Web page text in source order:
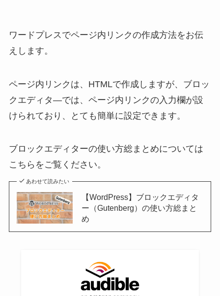
ワードプレスでページ内リンクの作成方法をお伝
えします。
ページ内リンクは、HTMLで作成しますが、 ブロッ
クエディタ―では、ページ内リンクの入力欄が設
けられており、とても簡単に設定できます。
ブロックエディターの使い方総まとめについては
こちらをご覧ください。
あわせて読みたい
【WordPress】ブロックエディタ
ー（Gutenberg）の使い方総まと
め